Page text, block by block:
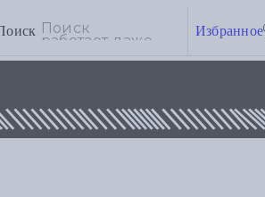
Избранное